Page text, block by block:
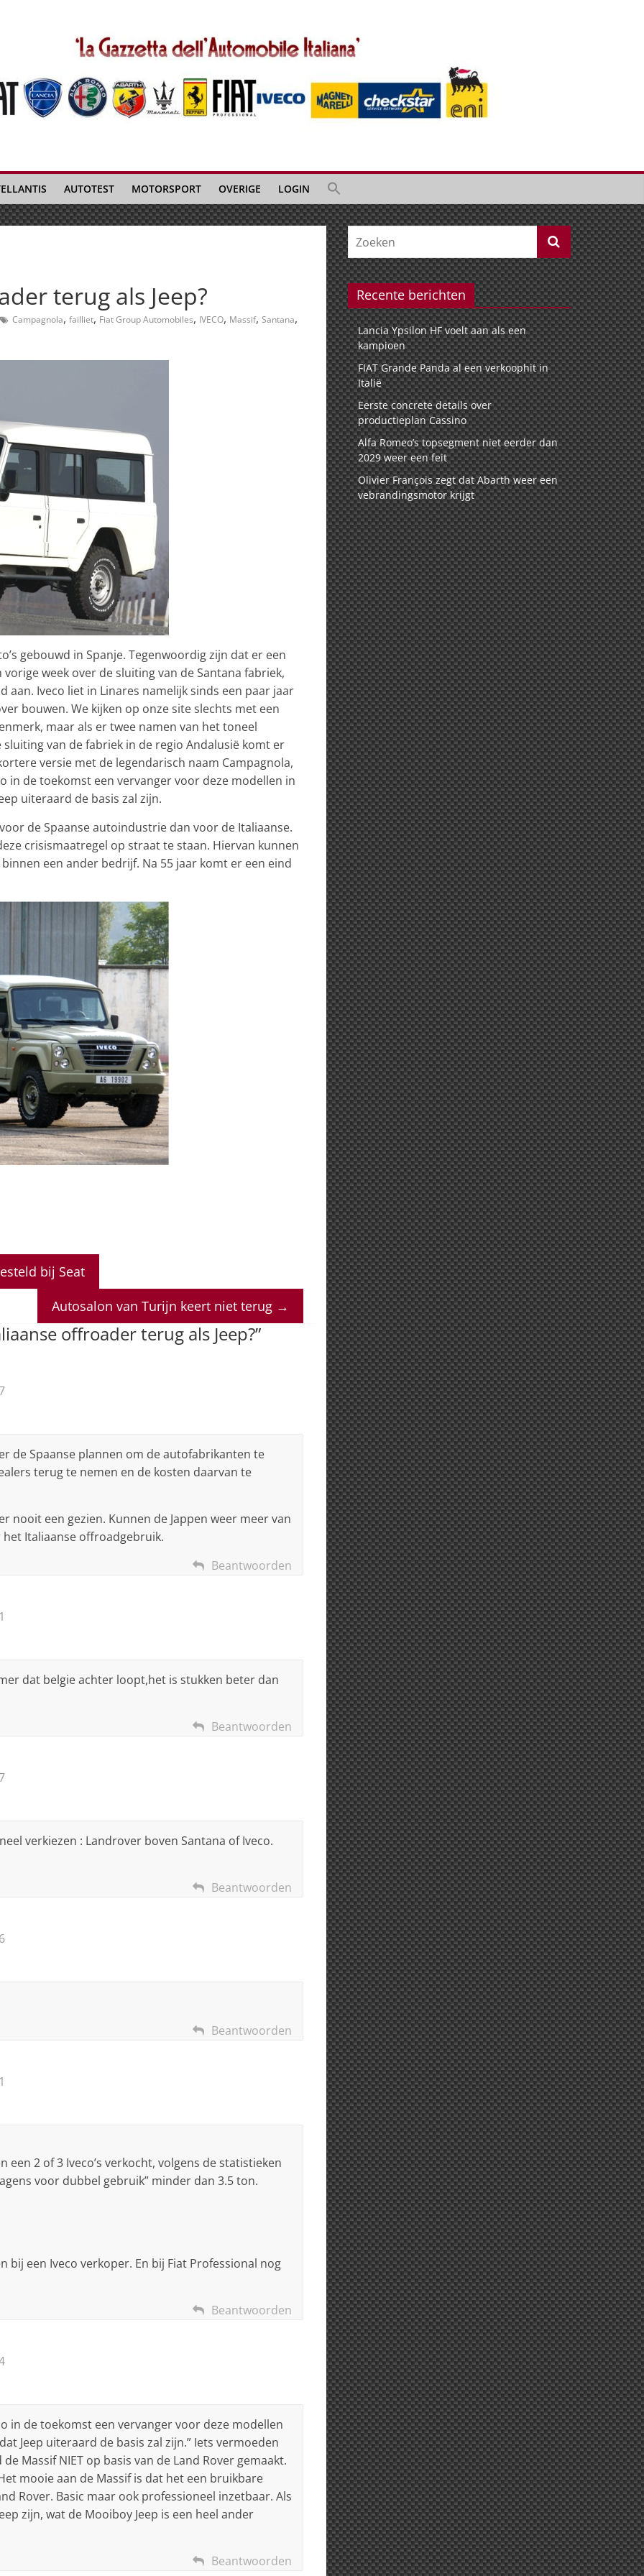
AUTOTEST MOTORSPORT OVERIGE LOGIN
terug als Jeep?
Campagnola, failliet, Fiat Group Automobiles, IVECO, Massif, Santana,
gebouwd in Spanje. Tegenwoordig zijn dat er een
week over de sluiting van de Santana fabriek,
aan. Iveco liet in Linares namelijk sinds een paar jaar
bouwen. We kijken op onze site slechts met een
maar als er twee namen van het toneel
van de fabriek in de regio Andalusië komt er
versie met de legendarisch naam Campagnola,
in de toekomst een vervanger voor deze modellen in
uiteraard de basis zal zijn.
de Spaanse autoindustrie dan voor de Italiaanse.
crisismaatregel op straat te staan. Hiervan kunnen
een ander bedrijf. Na 55 jaar komt er een eind
bij Seat
Autosalon van Turijn keert niet terug →
offroader terug als Jeep?”
de Spaanse plannen om de autofabrikanten te
terug te nemen en de kosten daarvan te
nooit een gezien. Kunnen de Jappen weer meer van
Italiaanse offroadgebruik.
Beantwoorden
dat belgie achter loopt,het is stukken beter dan
Beantwoorden
verkiezen : Landrover boven Santana of Iveco.
Beantwoorden
Beantwoorden
een 2 of 3 Iveco’s verkocht, volgens de statistieken
voor dubbel gebruik” minder dan 3.5 ton.
bij een Iveco verkoper. En bij Fiat Professional nog
Beantwoorden
in de toekomst een vervanger voor deze modellen
Jeep uiteraard de basis zal zijn.” Iets vermoeden
Massif NIET op basis van de Land Rover gemaakt.
mooie aan de Massif is dat het een bruikbare
Rover. Basic maar ook professioneel inzetbaar. Als
zijn, wat de Mooiboy Jeep is een heel ander
Beantwoorden
Recente berichten
Lancia Ypsilon HF voelt aan als een
kampioen
FIAT Grande Panda al een verkoophit in
Italië
Eerste concrete details over
productieplan Cassino
Alfa Romeo’s topsegment niet eerder dan
2029 weer een feit
Olivier François zegt dat Abarth weer een
vebrandingsmotor krijgt